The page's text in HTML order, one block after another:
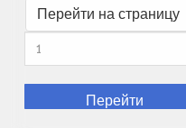
Перейти на страницу
Перейти